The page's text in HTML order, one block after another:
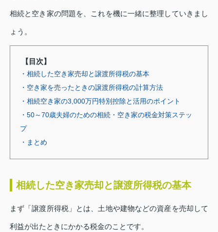
相続と空き家の問題を、これを機に一緒に整理していきまし
ょう。
【目次】
・相続した空き家売却と譲渡所得税の基本
・空き家を売ったときの譲渡所得税の計算方法
・相続空き家の3,000万円特別控除と活用のポイント
・50～70歳夫婦のための相続・空き家の税金対策ステッ
プ
・まとめ
相続した空き家売却と譲渡所得税の基本
まず「譲渡所得税」とは、土地や建物などの資産を売却して
利益が出たときにかかる税金のことです。